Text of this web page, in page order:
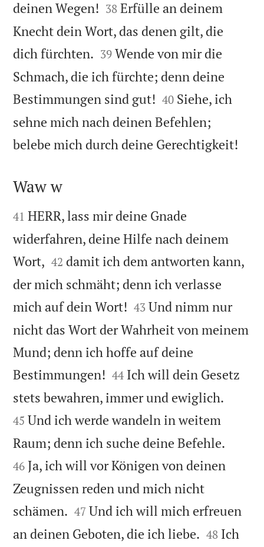
deinen Wegen! 

38 Erfülle an deinem
Knecht dein Wort, das denen gilt, die
dich fürchten. 

39 Wende von mir die
Schmach, die ich fürchte; denn deine
Bestimmungen sind gut! 

40 Siehe, ich
sehne mich nach deinen Befehlen;
belebe mich durch deine Gerechtigkeit!

Waw w

41 HERR, lass mir deine Gnade
widerfahren, deine Hilfe nach deinem
Wort, 

42 damit ich dem antworten kann,
der mich schmäht; denn ich verlasse
mich auf dein Wort! 

43 Und nimm nur
nicht das Wort der Wahrheit von meinem
Mund; denn ich hoffe auf deine
Bestimmungen! 

44 Ich will dein Gesetz
stets bewahren, immer und ewiglich.
45 Und ich werde wandeln in weitem
Raum; denn ich suche deine Befehle.
46 Ja, ich will vor Königen von deinen
Zeugnissen reden und mich nicht
schämen. 

47 Und ich will mich erfreuen
an deinen Geboten, die ich liebe. 

48 Ich